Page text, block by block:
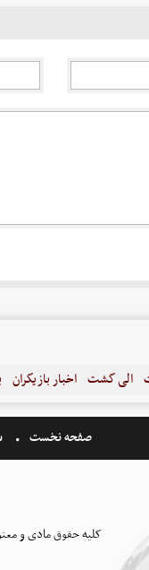
الی گشت اخبار بازیگران
صفحه نخست
کلیه حقوق مادی و